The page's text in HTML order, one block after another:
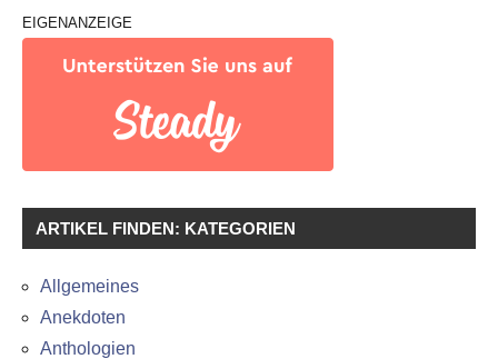
EIGENANZEIGE
ARTIKEL FINDEN: KATEGORIEN
Allgemeines
Anekdoten
Anthologien